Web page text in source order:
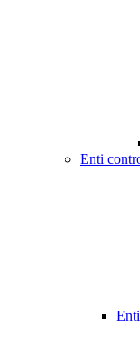
Enti